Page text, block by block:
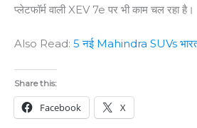
प्लेटफॉर्म वाली XEV 7e पर भी काम चल रहा है।
Also Read: 5 नई Mahindra SUVs भारत
Share this:
Facebook X